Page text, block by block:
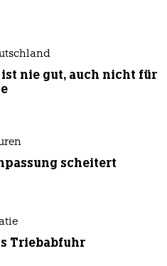
nie gut, auch nicht für
scheitert
Triebabfuhr